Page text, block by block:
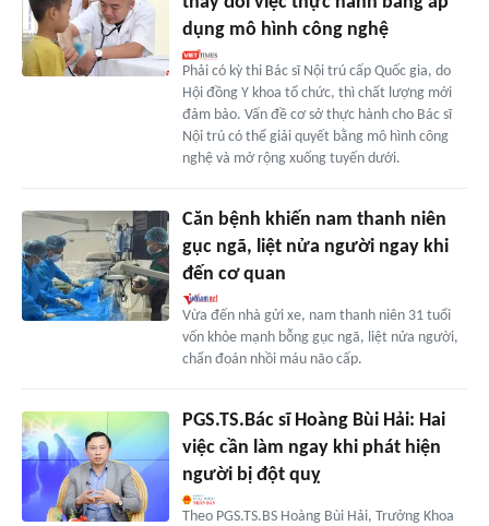
dụng mô hình công nghệ
Phải có kỳ thi Bác sĩ Nội trú cấp Quốc gia, do
Hội đồng Y khoa tổ chức, thì chất lượng mới
đảm bảo. Vấn đề cơ sở thực hành cho Bác sĩ
Nội trú có thể giải quyết bằng mô hình công
nghệ và mở rộng xuống tuyến dưới.
Căn bệnh khiến nam thanh niên
gục ngã, liệt nửa người ngay khi
đến cơ quan
Vừa đến nhà gửi xe, nam thanh niên 31 tuổi
vốn khỏe mạnh bỗng gục ngã, liệt nửa người,
chẩn đoán nhồi máu não cấp.
PGS.TS.Bác sĩ Hoàng Bùi Hải: Hai
việc cần làm ngay khi phát hiện
người bị đột quỵ
Theo PGS.TS.BS Hoàng Bùi Hải, Trưởng Khoa